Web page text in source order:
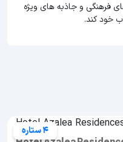
فرهنگی و جاذبه های ویژه
خود کند.
4 ستاره